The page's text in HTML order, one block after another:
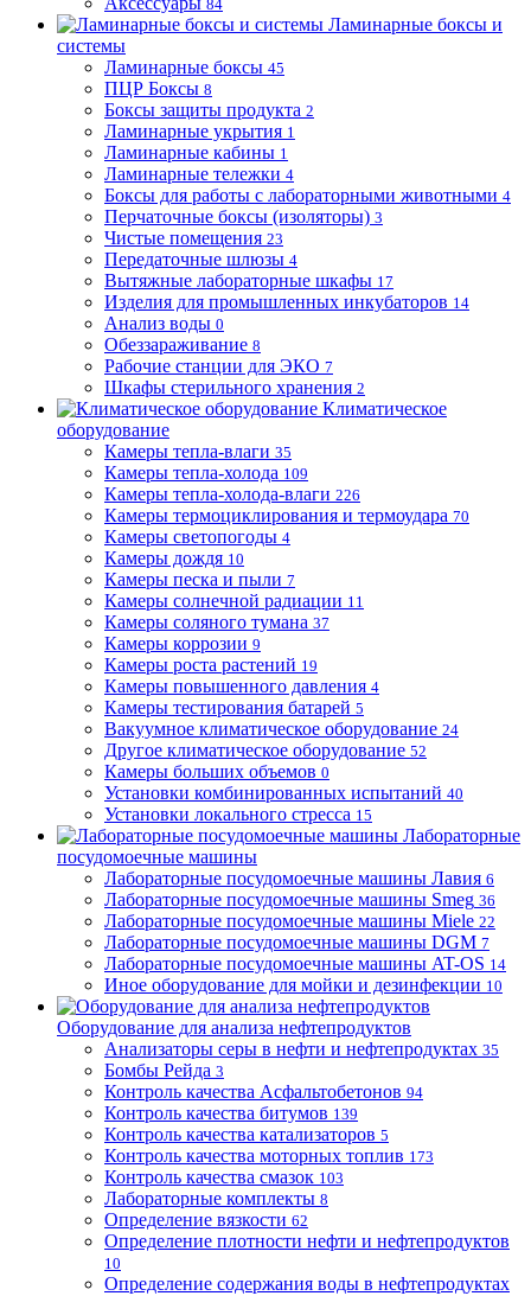
84
Ламинарные боксы и
системы
Ламинарные боксы 45
ПЦР Боксы 8
Боксы защиты продукта 2
Ламинарные укрытия 1
Ламинарные кабины 1
Ламинарные тележки 4
Боксы для работы с лабораторными животными 4
Перчаточные боксы (изоляторы) 3
Чистые помещения 23
Передаточные шлюзы 4
Вытяжные лабораторные шкафы 17
Изделия для промышленных инкубаторов 14
Анализ воды 0
Обеззараживание 8
Рабочие станции для ЭКО 7
Шкафы стерильного хранения 2
Климатическое
оборудование
Камеры тепла-влаги 35
Камеры тепла-холода 109
Камеры тепла-холода-влаги 226
Камеры термоциклирования и термоудара 70
Камеры светопогоды 4
Камеры дождя 10
Камеры песка и пыли 7
Камеры солнечной радиации 11
Камеры соляного тумана 37
Камеры коррозии 9
Камеры роста растений 19
Камеры повышенного давления 4
Камеры тестирования батарей 5
Вакуумное климатическое оборудование 24
Другое климатическое оборудование 52
Камеры больших объемов 0
Установки комбинированных испытаний 40
Установки локального стресса 15
Лабораторные
посудомоечные машины
Лабораторные посудомоечные машины Лавия 6
Лабораторные посудомоечные машины Smeg 36
Лабораторные посудомоечные машины Miele 22
Лабораторные посудомоечные машины DGM 7
Лабораторные посудомоечные машины AT-OS 14
Иное оборудование для мойки и дезинфекции 10
Оборудование для анализа нефтепродуктов
Анализаторы серы в нефти и нефтепродуктах 35
Бомбы Рейда 3
Контроль качества Асфальтобетонов 94
Контроль качества битумов 139
Контроль качества катализаторов 5
Контроль качества моторных топлив 173
Контроль качества смазок 103
Лабораторные комплекты 8
Определение вязкости 62
Определение плотности нефти и нефтепродуктов
10
Определение содержания воды в нефтепродуктах